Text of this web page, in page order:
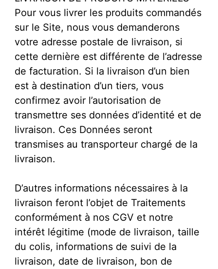
Pour vous livrer les produits commandés
sur le Site, nous vous demanderons
votre adresse postale de livraison, si
cette dernière est différente de l’adresse
de facturation. Si la livraison d’un bien
est à destination d’un tiers, vous
confirmez avoir l’autorisation de
transmettre ses données d’identité et de
livraison. Ces Données seront
transmises au transporteur chargé de la
livraison.
D’autres informations nécessaires à la
livraison feront l’objet de Traitements
conformément à nos CGV et notre
intérêt légitime (mode de livraison, taille
du colis, informations de suivi de la
livraison, date de livraison, bon de